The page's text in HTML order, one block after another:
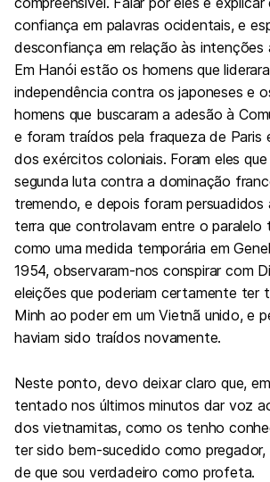
confiança em palavras ocidentais, e
desconfiança em relação às intenções
Em Hanói estão os homens que
independência contra os japoneses e
homens que buscaram a adesão à
e foram traídos pela fraqueza de Paris
dos exércitos coloniais. Foram eles que
segunda luta contra a dominação
tremendo, e depois foram persuadidos
terra que controlavam entre o paralelo
como uma medida temporária em
1954, observaram-nos conspirar com
eleições que poderiam certamente ter
Minh ao poder em um Vietnã unido, e
haviam sido traídos novamente.
Neste ponto, devo deixar claro que,
tentado nos últimos minutos dar voz
dos vietnamitas, como os tenho
ter sido bem-sucedido como pregador,
de que sou verdadeiro como profeta.